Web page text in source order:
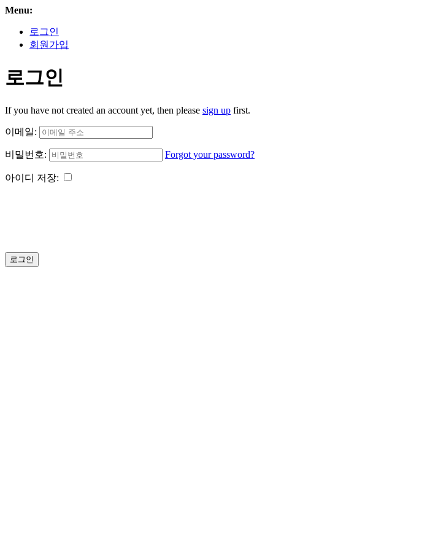
Menu:
로그인
회원가입
로그인
If you have not created an account yet, then please sign up first.
이메일:
비밀번호: Forgot your password?
아이디 저장:
로그인